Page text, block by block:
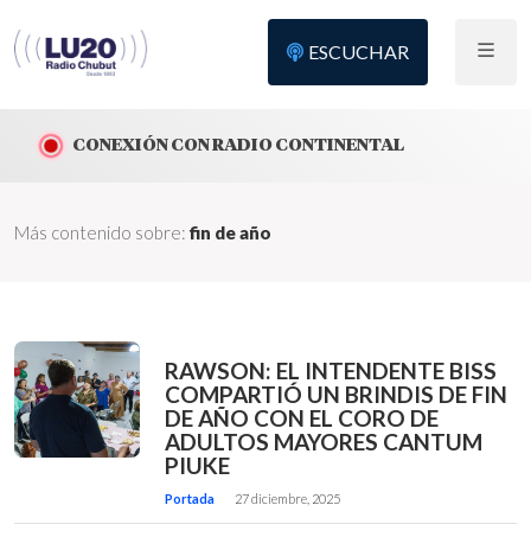
ESCUCHAR
CONEXIÓN CON RADIO CONTINENTAL
Más contenido sobre: fin de año
RAWSON: EL INTENDENTE BISS
COMPARTIÓ UN BRINDIS DE FIN
DE AÑO CON EL CORO DE
ADULTOS MAYORES CANTUM
PIUKE
Portada 27 diciembre, 2025